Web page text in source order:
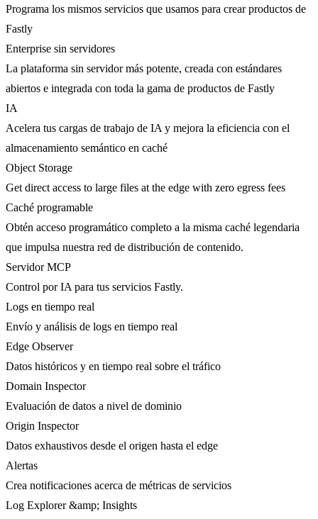
Programa los mismos servicios que usamos para crear productos de
Fastly
Enterprise sin servidores
La plataforma sin servidor más potente, creada con estándares
abiertos e integrada con toda la gama de productos de Fastly
IA
Acelera tus cargas de trabajo de IA y mejora la eficiencia con el
almacenamiento semántico en caché
Object Storage
Get direct access to large files at the edge with zero egress fees
Caché programable
Obtén acceso programático completo a la misma caché legendaria
que impulsa nuestra red de distribución de contenido.
Servidor MCP
Control por IA para tus servicios Fastly.
Logs en tiempo real
Envío y análisis de logs en tiempo real
Edge Observer
Datos históricos y en tiempo real sobre el tráfico
Domain Inspector
Evaluación de datos a nivel de dominio
Origin Inspector
Datos exhaustivos desde el origen hasta el edge
Alertas
Crea notificaciones acerca de métricas de servicios
Log Explorer &amp; Insights